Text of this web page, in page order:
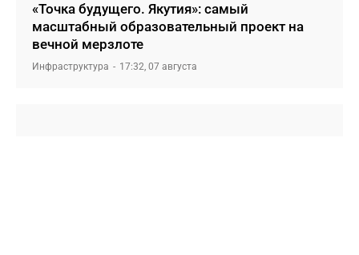
«Точка будущего. Якутия»: самый
масштабный образовательный проект на
вечной мерзлоте
Инфраструктура 17:32, 07 августа